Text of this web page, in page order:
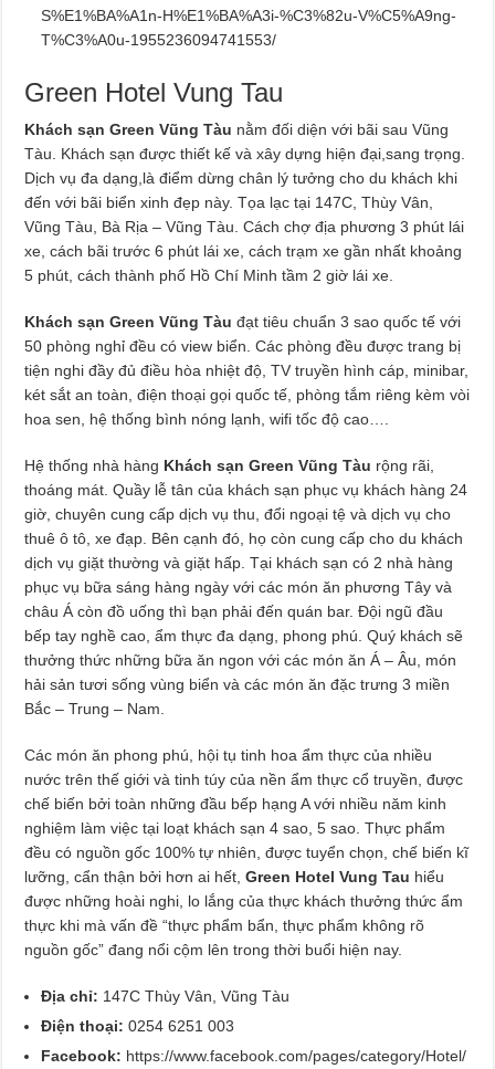
S%E1%BA%A1n-H%E1%BA%A3i-%C3%82u-V%C5%A9ng-
T%C3%A0u-1955236094741553/
Green Hotel Vung Tau
Khách sạn Green Vũng Tàu nằm đối diện với bãi sau Vũng
Tàu. Khách sạn được thiết kế và xây dựng hiện đại,sang trọng.
Dịch vụ đa dạng,là điểm dừng chân lý tưởng cho du khách khi
đến với bãi biển xinh đẹp này. Tọa lạc tại 147C, Thùy Vân,
Vũng Tàu, Bà Rịa – Vũng Tàu. Cách chợ địa phương 3 phút lái
xe, cách bãi trước 6 phút lái xe, cách trạm xe gần nhất khoảng
5 phút, cách thành phố Hồ Chí Minh tầm 2 giờ lái xe.
Khách sạn Green Vũng Tàu đạt tiêu chuẩn 3 sao quốc tế với
50 phòng nghỉ đều có view biển. Các phòng đều được trang bị
tiện nghi đầy đủ điều hòa nhiệt độ, TV truyền hình cáp, minibar,
két sắt an toàn, điện thoại gọi quốc tế, phòng tắm riêng kèm vòi
hoa sen, hệ thống bình nóng lạnh, wifi tốc độ cao….
Hệ thống nhà hàng Khách sạn Green Vũng Tàu rộng rãi,
thoáng mát. Quầy lễ tân của khách sạn phục vụ khách hàng 24
giờ, chuyên cung cấp dịch vụ thu, đổi ngoại tệ và dịch vụ cho
thuê ô tô, xe đạp. Bên cạnh đó, họ còn cung cấp cho du khách
dịch vụ giặt thường và giặt hấp. Tại khách sạn có 2 nhà hàng
phục vụ bữa sáng hàng ngày với các món ăn phương Tây và
châu Á còn đồ uống thì bạn phải đến quán bar. Đội ngũ đầu
bếp tay nghề cao, ẩm thực đa dạng, phong phú. Quý khách sẽ
thưởng thức những bữa ăn ngon với các món ăn Á – Âu, món
hải sản tươi sống vùng biển và các món ăn đặc trưng 3 miền
Bắc – Trung – Nam.
Các món ăn phong phú, hội tụ tinh hoa ẩm thực của nhiều
nước trên thế giới và tinh túy của nền ẩm thực cổ truyền, được
chế biến bởi toàn những đầu bếp hạng A với nhiều năm kinh
nghiệm làm việc tại loạt khách sạn 4 sao, 5 sao. Thực phẩm
đều có nguồn gốc 100% tự nhiên, được tuyển chọn, chế biến kĩ
lưỡng, cẩn thận bởi hơn ai hết,Green Hotel Vung Tau hiểu
được những hoài nghi, lo lắng của thực khách thưởng thức ẩm
thực khi mà vấn đề “thực phẩm bẩn, thực phẩm không rõ
nguồn gốc” đang nổi cộm lên trong thời buổi hiện nay.
Địa chỉ: 147C Thùy Vân, Vũng Tàu
Điện thoại:0254 6251 003
Facebook: https://www.facebook.com/pages/category/Hotel/